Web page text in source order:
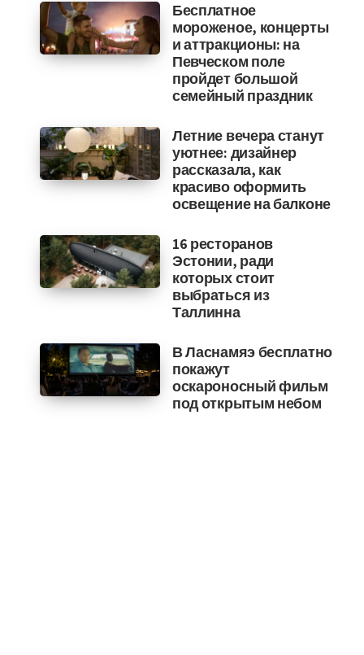
Бесплатное
мороженое, концерты
и аттракционы: на
Певческом поле
пройдет большой
семейный праздник
Летние вечера станут
уютнее: дизайнер
рассказала, как
красиво оформить
освещение на балконе
16 ресторанов
Эстонии, ради
которых стоит
выбраться из
Таллинна
В Ласнамяэ бесплатно
покажут
оскароносный фильм
под открытым небом